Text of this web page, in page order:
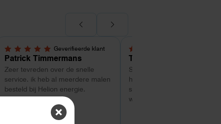
Geverifieerde klant
5,0 van 5 sterren
Patrick Timmermans
Zeer tevreden over de snelle
service. ik heb al meerdere malen
besteld bij Helion energie.
5,0 van 5 sterren
Tom
Super service tot zo ver.
hulp met uitzoeken van welk
systeem geschikt is. Vragen
worden snel beantwoord